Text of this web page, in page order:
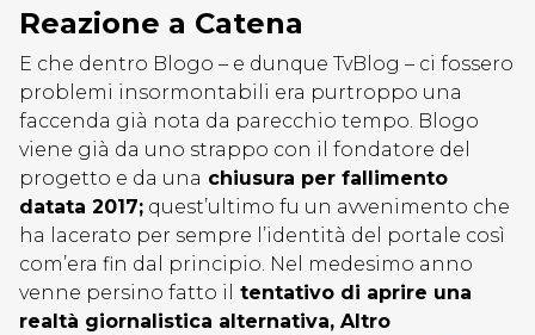
Reazione a Catena
E che dentro Blogo – e dunque TvBlog – ci fossero
problemi insormontabili era purtroppo una
faccenda già nota da parecchio tempo. Blogo
viene già da uno strappo con il fondatore del
progetto e da una chiusura per fallimento
datata 2017; quest’ultimo fu un avvenimento che
ha lacerato per sempre l’identità del portale così
com’era fin dal principio. Nel medesimo anno
venne persino fatto il
tentativo di aprire una
realtà giornalistica alternativa, Altro